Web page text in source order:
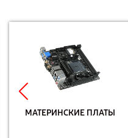
МАТЕРИНСКИЕ ПЛАТЫ